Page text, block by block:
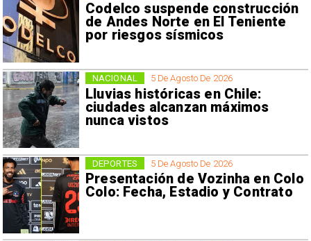
Codelco suspende construcción
de Andes Norte en El Teniente
por riesgos sísmicos
5 De Agosto De 2026
Lluvias históricas en Chile:
ciudades alcanzan máximos
nunca vistos
NACIONAL
5 De Agosto De 2026
Presentación de Vozinha en Colo
Colo: Fecha, Estadio y Contrato
DEPORTES